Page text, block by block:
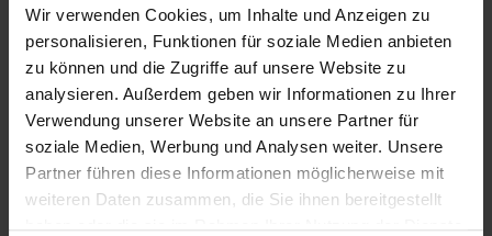
Wir verwenden Cookies, um Inhalte und Anzeigen zu
personalisieren, Funktionen für soziale Medien anbieten
zu können und die Zugriffe auf unsere Website zu
analysieren. Außerdem geben wir Informationen zu Ihrer
Verwendung unserer Website an unsere Partner für
soziale Medien, Werbung und Analysen weiter. Unsere
Partner führen diese Informationen möglicherweise mit
weiteren Daten zusammen, die Sie ihnen bereitgestellt
haben oder die sie im Rahmen Ihrer Nutzung der Dienste
Produktdetails
Versand & Zahlung
Bewertungen
FAQ Teilen!